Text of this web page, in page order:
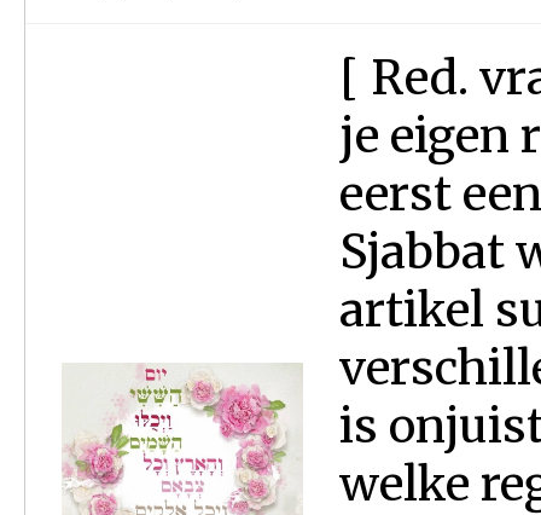
[ Red.
je eigen
eerst
Sjabbat
artikel
is
welke